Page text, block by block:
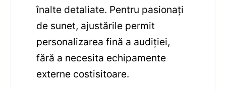
înalte detaliate. Pentru pasionați
de sunet, ajustările permit
personalizarea fină a audiției,
fără a necesita echipamente
externe costisitoare.